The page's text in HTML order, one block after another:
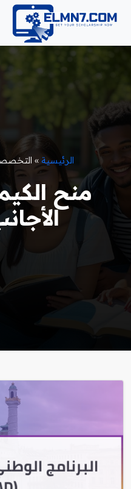
الرئيسية »
منح
الأجانب